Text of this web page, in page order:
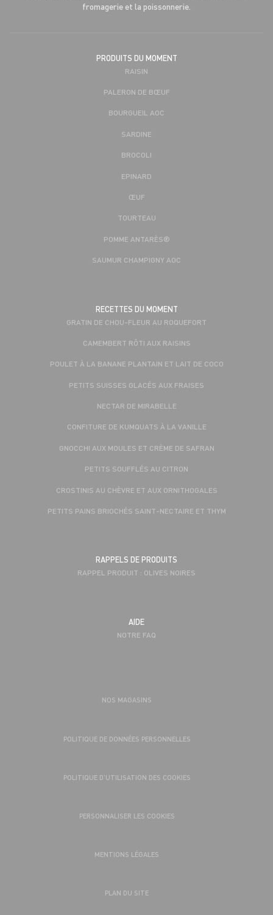
fromagerie et la poissonnerie.
PRODUITS DU MOMENT
RAISIN
PALERON DE BŒUF
BOURGUEIL AOC
SARDINE
BROCOLI
EPINARD
ŒUF
TOURTEAU
POMME ANTARÈS®
SAUMUR CHAMPIGNY AOC
RECETTES DU MOMENT
GRATIN DE CHOU-FLEUR AU ROQUEFORT
CAMEMBERT RÔTI AUX RAISINS
POULET À LA BANANE PLANTAIN ET LAIT DE COCO
PETITS SUISSES GLACÉS AUX FRAISES
NECTAR DE MIRABELLE
CONFITURE DE KUMQUATS À LA VANILLE
GNOCCHI AUX MOULES ET CRÈME DE SAFRAN
PETITS SOUFFLÉS AU CITRON
CROSTINIS AU CHÈVRE ET AUX ORNITHOGALES
PETITS PAINS BRIOCHÉS SAINT-NECTAIRE ET THYM
RAPPELS DE PRODUITS
RAPPEL PRODUIT : OLIVES NOIRES
AIDE
NOTRE FAQ
NOS MAGASINS
POLITIQUE DE DONNÉES PERSONNELLES
POLITIQUE D’UTILISATION DES COOKIES
PERSONNALISER LES COOKIES
MENTIONS LÉGALES
PLAN DU SITE